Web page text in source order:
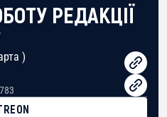
РЕДАКЦІЇ
)